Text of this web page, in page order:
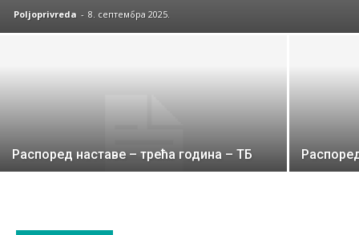
Poljoprivreda - 8. септембра 2025.
Распоред наставе – трећа година – ТБ